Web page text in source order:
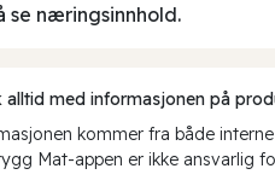
se næringsinnhold.
alltid med informasjonen på
kommer fra både
Mat-appen er ikke ansvarlig